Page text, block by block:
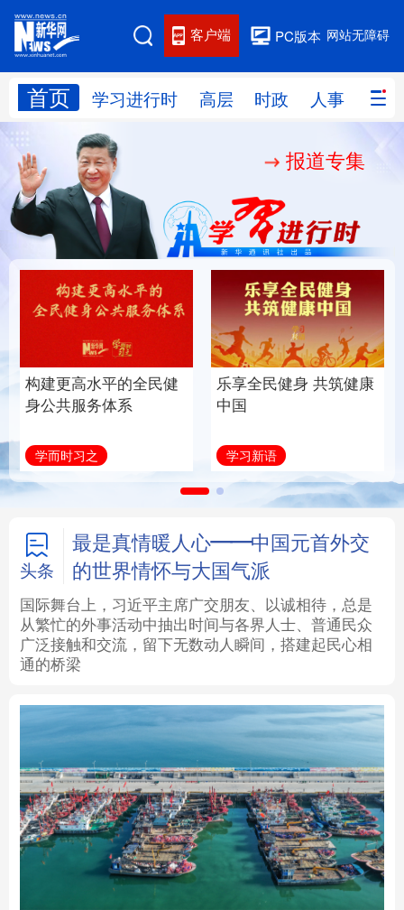
网站无障碍
PC版本
客户端
首页 学习进行时 高层 时政 人事 国际
网站地图
学习进行时 人事
国际 财经 网评
思客智库 全球连线 教育
科技 科创 量子 体育
健康 军事
访谈 视频 图片 政务
信息化 数字经济
学术中国 乡村振兴 银龄 溯源中国
城市 旅游 能源
彩票 娱乐 时尚 悦读
公益
文化产业
地方频道
北京 天津 河北 山西
上海 江苏
报道专集
构建更高水平的全民健
身公共服务体系
学而时习之
乐享全民健身 共筑健康
中国
学习新语
头条
最是真情暖人心——中国元首外交
的世界情怀与大国气派
国际舞台上，习近平主席广交朋友、以诚相待，总是
从繁忙的外事活动中抽出时间与各界人士、普通民众
广泛接触和交流，留下无数动人瞬间，搭建起民心相
通的桥梁